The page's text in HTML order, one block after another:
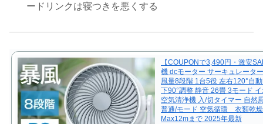
ードリンクは寝つきを悪くする
【COUPONで3,490円・激安
機 dcモーター サーキュレータ
風量8段階 1台5役 左右120°自
下90°調整 静音 26畳 3モード
空気清浄機 入/切タイマー 自然
普通/モード 空気循環 衣類乾
Max12mまで 2025年最新